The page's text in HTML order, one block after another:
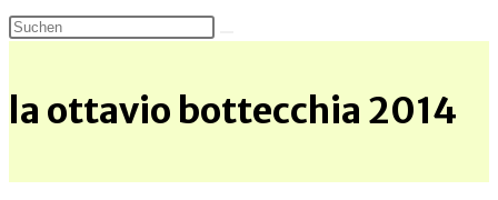
la ottavio bottecchia 2014